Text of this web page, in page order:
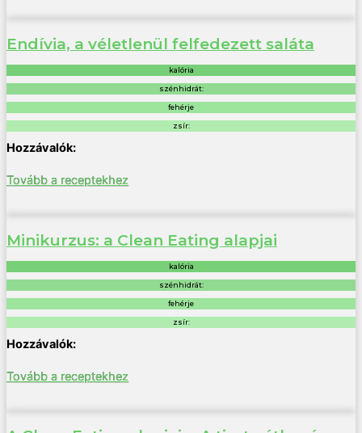
Endívia, a véletlenül felfedezett saláta
kalória
szénhidrát:
fehérje
zsír:
Tovább a receptekhez
Minikurzus: a Clean Eating alapjai
kalória
szénhidrát:
fehérje
zsír:
Tovább a receptekhez